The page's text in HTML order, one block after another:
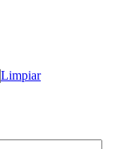
Limpiar